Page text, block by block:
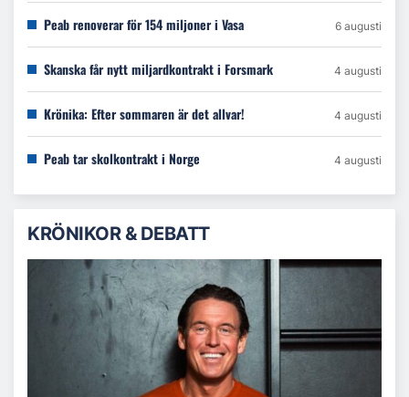
Peab renoverar för 154 miljoner i Vasa 6 augusti
Skanska får nytt miljardkontrakt i Forsmark 4 augusti
Krönika: Efter sommaren är det allvar! 4 augusti
Peab tar skolkontrakt i Norge 4 augusti
KRÖNIKOR & DEBATT